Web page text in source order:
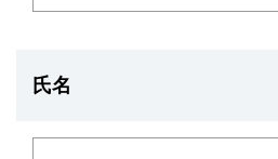
氏名